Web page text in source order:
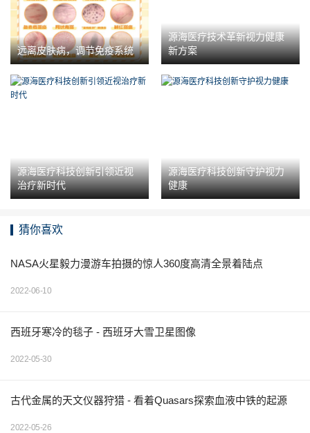
远离皮肤病，调节免疫系统
源海医疗技术革新视力健康
新方案
源海医疗科技创新引领近视
治疗新时代
源海医疗科技创新守护视力
健康
猜你喜欢
NASA火星毅力漫游车拍摄的惊人360度高清全景着陆点
2022-06-10
西班牙寒冷的毯子 - 西班牙大雪卫星图像
2022-05-30
古代金属的天文仪器狩猎 - 看着Quasars探索血液中铁的起源
2022-05-26